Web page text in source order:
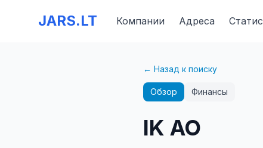
JARS.LT Компании Адреса
← Назад к поиску
Обзор Финансы
IK AO